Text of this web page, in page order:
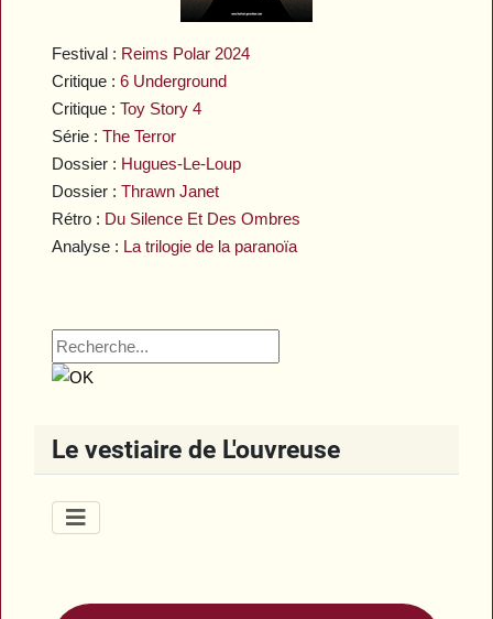
Festival : Reims Polar 2024
Critique :6 Underground
Critique :Toy Story 4
Série :The Terror
Dossier : Hugues-Le-Loup
Dossier :Thrawn Janet
Rétro : Du Silence Et Des Ombres
Analyse : La trilogie de la paranoïa
Le vestiaire de L'ouvreuse